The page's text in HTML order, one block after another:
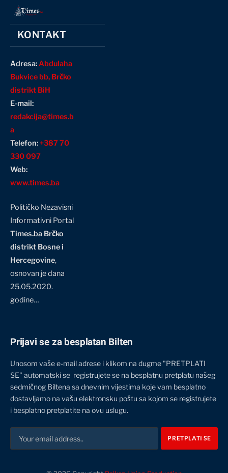
KONTAKT
Adresa:Abdulaha
Bukvice bb, Brčko
distrikt BiH
E-mail:
redakcija@times.b
a
Telefon:+387 70
330 097
Web:
www.times.ba
Političko Nezavisni
Informativni Portal
Times.ba Brčko
distrikt Bosne i
Hercegovine,
osnovan je dana
25.05.2020.
godine…
Prijavi se za besplatan Bilten
Unosom vaše e-mail adrese i klikom na dugme "PRETPLATI
SE" automatski se registrujete se na besplatnu pretplatu našeg
sedmičnog Biltena sa dnevnim vijestima koje vam besplatno
dostavljamo na vašu elektronsku poštu sa kojom se registrujete
i besplatno pretplatite na ovu uslugu.